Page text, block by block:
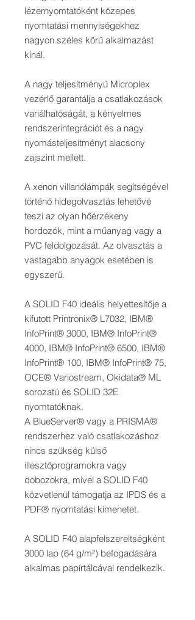
lézernyomtatóként közepes
nyomtatási mennyiségekhez
nagyon széles körű alkalmazást
kínál.
A nagy teljesítményű Microplex
vezérlő garantálja a csatlakozások
variálhatóságát, a kényelmes
rendszerintegrációt és a nagy
nyomásteljesítményt alacsony
zajszint mellett.
A xenon villanólámpák segítségével
történő hidegolvasztás lehetővé
teszi az olyan hőérzékeny
hordozók, mint a műanyag vagy a
PVC feldolgozását. Az olvasztás a
vastagabb anyagok esetében is
egyszerű.
A SOLID F40 ideális helyettesítője a
kifutott Printronix® L7032, IBM®
InfoPrint® 3000, IBM® InfoPrint®
4000, IBM® InfoPrint® 6500, IBM®
InfoPrint® 100, IBM® InfoPrint® 75,
OCE® Variostream, Okidata® ML
sorozatú és SOLID 32E
nyomtatóknak.
A BlueServer® vagy a PRISMA®
rendszerhez való csatlakozáshoz
nincs szükség külső
illesztőprogramokra vagy
dobozokra, mivel a SOLID F40
közvetlenül támogatja az IPDS és a
PDF® nyomtatási kimenetet.
A SOLID F40 alapfelszereltségként
3000 lap (64 g/m²) befogadására
alkalmas papírtálcával rendelkezik.